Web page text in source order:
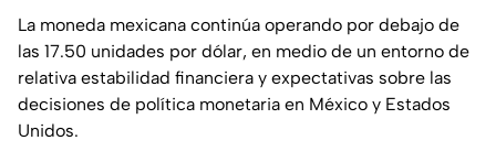
La moneda mexicana continúa operando por debajo de
las 17.50 unidades por dólar, en medio de un entorno de
relativa estabilidad financiera y expectativas sobre las
decisiones de política monetaria en México y Estados
Unidos.